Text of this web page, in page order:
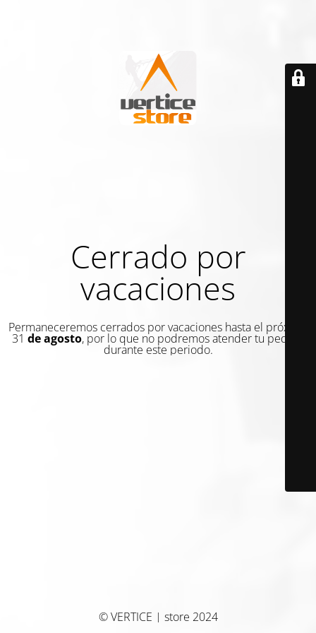
Cerrado por
vacaciones
Permaneceremos cerrados por vacaciones hasta el próximo
31 de agosto, por lo que no podremos atender tu pedido
durante este periodo.
© VERTICE | store 2024